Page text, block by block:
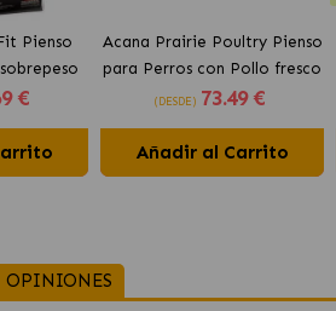
Pienso
€
Acana Prairie Poultry Pienso
para Perros con Pollo fresco
(DESDE) 73.49 €
Añadir al Carrito
OPINIONES